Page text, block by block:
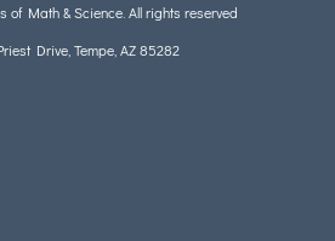
of Math & Science. All rights reserved
Drive, Tempe, AZ 85282